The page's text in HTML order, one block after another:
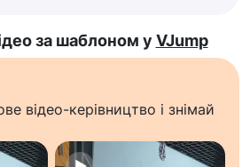
за шаблоном у VJump
відео-керівництво і знімай